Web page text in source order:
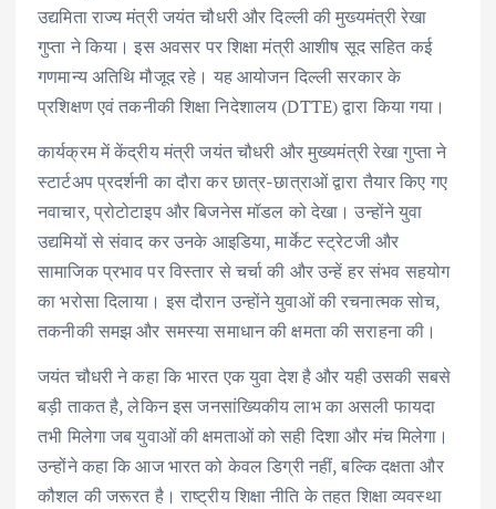
उद्यमिता राज्य मंत्री जयंत चौधरी और दिल्ली की मुख्यमंत्री रेखा
गुप्ता ने किया। इस अवसर पर शिक्षा मंत्री आशीष सूद सहित कई
गणमान्य अतिथि मौजूद रहे। यह आयोजन दिल्ली सरकार के
प्रशिक्षण एवं तकनीकी शिक्षा निदेशालय (DTTE) द्वारा किया गया।
कार्यक्रम में केंद्रीय मंत्री जयंत चौधरी और मुख्यमंत्री रेखा गुप्ता ने
स्टार्टअप प्रदर्शनी का दौरा कर छात्र-छात्राओं द्वारा तैयार किए गए
नवाचार, प्रोटोटाइप और बिजनेस मॉडल को देखा। उन्होंने युवा
उद्यमियों से संवाद कर उनके आइडिया, मार्केट स्ट्रेटजी और
सामाजिक प्रभाव पर विस्तार से चर्चा की और उन्हें हर संभव सहयोग
का भरोसा दिलाया। इस दौरान उन्होंने युवाओं की रचनात्मक सोच,
तकनीकी समझ और समस्या समाधान की क्षमता की सराहना की।
जयंत चौधरी ने कहा कि भारत एक युवा देश है और यही उसकी सबसे
बड़ी ताकत है, लेकिन इस जनसांख्यिकीय लाभ का असली फायदा
तभी मिलेगा जब युवाओं की क्षमताओं को सही दिशा और मंच मिलेगा।
उन्होंने कहा कि आज भारत को केवल डिग्री नहीं, बल्कि दक्षता और
कौशल की जरूरत है। राष्ट्रीय शिक्षा नीति के तहत शिक्षा व्यवस्था